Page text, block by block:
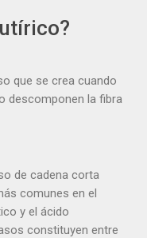
que se crea cuando
descomponen la fibra
de cadena corta
comunes en el
y el ácido
constituyen entre